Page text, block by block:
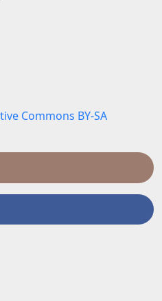
Commons BY-SA